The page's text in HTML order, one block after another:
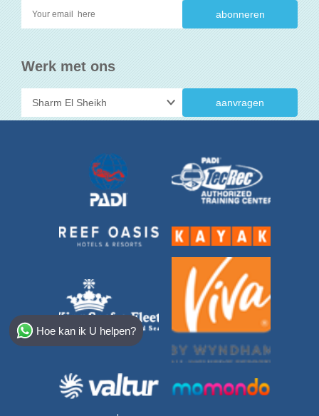
Werk met ons
aanvragen
Hoe kan ik U helpen?
Select Destination
Bahamas